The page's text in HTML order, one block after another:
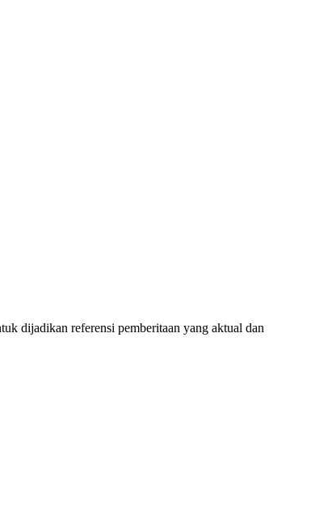
dijadikan referensi pemberitaan yang aktual dan